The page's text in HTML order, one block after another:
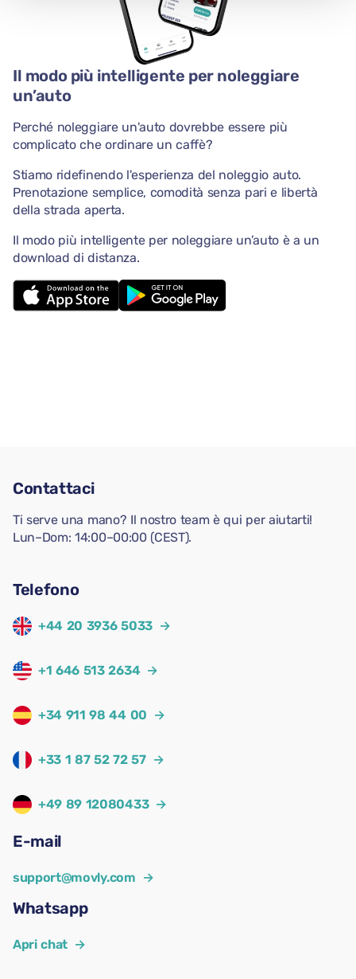
Il modo più intelligente per noleggiare
un’auto
Perché noleggiare un'auto dovrebbe essere più
complicato che ordinare un caffè?
Stiamo ridefinendo l'esperienza del noleggio auto.
Prenotazione semplice, comodità senza pari e libertà
della strada aperta.
Il modo più intelligente per noleggiare un’auto è a un
download di distanza.
Contattaci
Ti serve una mano? Il nostro team è qui per aiutarti!
Lun–Dom: 14:00–00:00 (CEST).
Telefono
+44 20 3936 5033 →
+1 646 513 2634 →
+34 911 98 44 00 →
+33 1 87 52 72 57 →
+49 89 12080433 →
E-mail
support@movly.com →
Whatsapp
Apri chat →